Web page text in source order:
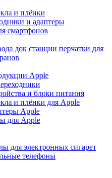
и плёнки
и адаптеры
смартфонов
док станции перчатки для
Apple
и блоки питания
и плёнки для Apple
Apple
для Apple
для электронных сигарет
телефоны